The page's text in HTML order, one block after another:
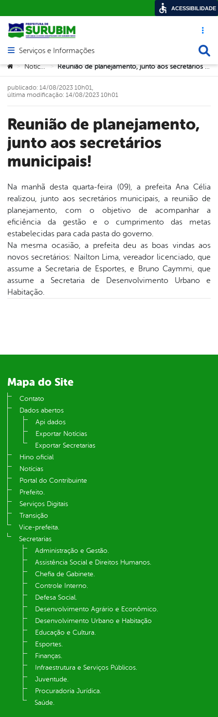
Acesso
Abrir menu principal de navegação
Serviços e Informações
Você está aqui:
> Notícias > Reunião de planejamento, junto aos secretários municipais!
Reunião de planejamento,
junto aos secretários
municipais!
publicado: 14/08/2023 10h01,
última modificação: 14/08/2023 10h01
Na manhã desta quarta-feira (09), a prefeita Ana Célia
realizou, junto aos secretários municipais, a reunião de
planejamento, com o objetivo de acompanhar a
eficiência da gestão e o cumprimento das metas
estabelecidas para cada pasta do governo.
Na mesma ocasião, a prefeita deu as boas vindas aos
novos secretários: Nailton Lima, vereador licenciado, que
assume a Secretaria de Esportes, e Bruno Caymmi, que
assume a Secretaria de Desenvolvimento Urbano e
Habitação.
Mapa do Site
Contato
Dados abertos
Api dados
Exportar Notícias
Exportar Secretarias
Hino oficial
Notícias
Portal do Contribuinte
Prefeito.
Serviços Digitais
Transição
Vice-prefeita.
Secretarias
Administração e Gestão.
Assistência Social e Direitos Humanos.
Chefia de Gabinete.
Controle Interno.
Defesa Social.
Desenvolvimento Agrário e Econômico.
Desenvolvimento Urbano e Habitação
Educação e Cultura.
Esportes.
Finanças.
Infraestrutura e Serviços Públicos.
Juventude.
Procuradoria Jurídica.
Saúde.
ACESSIBILIDADE